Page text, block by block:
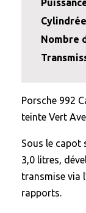
Cylindrée
Nombre
Porsche 992
teinte Vert
Sous le capot
3,0 litres,
transmise via
rapports.